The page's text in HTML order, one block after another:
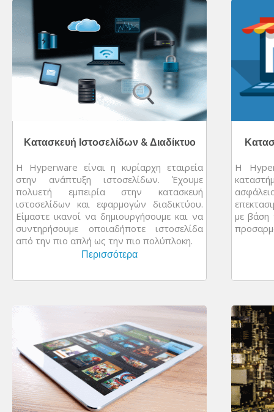
Κατασκευή Ιστοσελίδων & Διαδίκτυο
Η Hyperware είναι η κυρίαρχη εταιρεία
στην ανάπτυξη ιστοσελίδων. Έχουμε
πολυετή εμπειρία στην κατασκευή
ιστοσελίδων και εφαρμογών διαδικτύου.
Είμαστε ικανοί να δημιουργήσουμε και να
συντηρήσουμε οποιαδήποτε ιστοσελίδα
από την πιο απλή ως την πιο πολύπλοκη.
Περισσότερα
Η
με βάση